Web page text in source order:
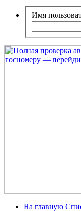
Имя
На главную